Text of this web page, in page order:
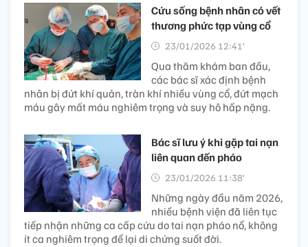
Cứu sống bệnh nhân có vết
thương phức tạp vùng cổ
23/01/2026 12:41’
Qua thăm khám ban đầu,
các bác sĩ xác định bệnh
nhân bị đứt khí quản, tràn khí nhiều vùng cổ, đứt mạch
máu gây mất máu nghiêm trọng và suy hô hấp nặng.
Bác sĩ lưu ý khi gặp tai nạn
liên quan đến pháo
23/01/2026 11:38’
Những ngày đầu năm 2026,
nhiều bệnh viện đã liên tục
tiếp nhận những ca cấp cứu do tai nạn pháo nổ, không
ít ca nghiêm trọng để lại di chứng suốt đời.